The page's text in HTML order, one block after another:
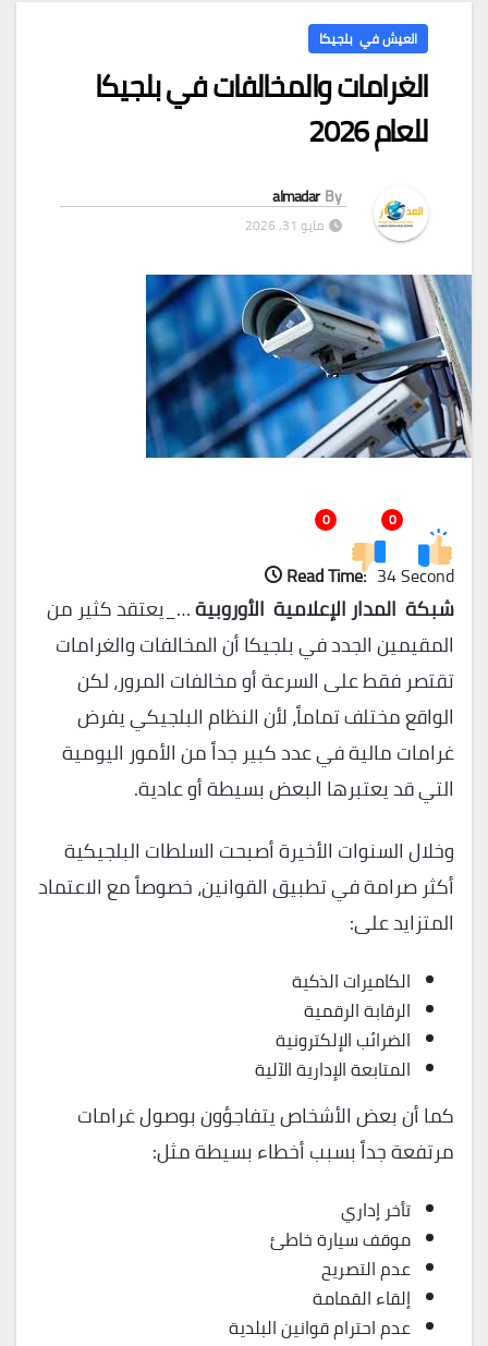
العيش في بلجيكا
الغرامات والمخالفات في بلجيكا
للعام 2026
By
almadar
مايو 31, 2026
0
0
Read Time: 34 Second
شبكة المدار الإعلامية الأوروبية…_يعتقد كثير من
المقيمين الجدد في بلجيكا أن المخالفات والغرامات
تقتصر فقط على السرعة أو مخالفات المرور، لكن
الواقع مختلف تماماً، لأن النظام البلجيكي يفرض
غرامات مالية في عدد كبير جداً من الأمور اليومية
التي قد يعتبرها البعض بسيطة أو عادية.
وخلال السنوات الأخيرة أصبحت السلطات البلجيكية
أكثر صرامة في تطبيق القوانين، خصوصاً مع الاعتماد
المتزايد على:
الكاميرات الذكية
الرقابة الرقمية
الضرائب الإلكترونية
المتابعة الإدارية الآلية
كما أن بعض الأشخاص يتفاجؤون بوصول غرامات
مرتفعة جداً بسبب أخطاء بسيطة مثل:
تأخر إداري
موقف سيارة خاطئ
عدم التصريح
إلقاء القمامة
عدم احترام قوانين البلدية